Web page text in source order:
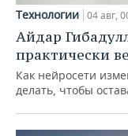
Технологии 04 авг,
Айдар
практически
Как нейросети
делать, чтобы